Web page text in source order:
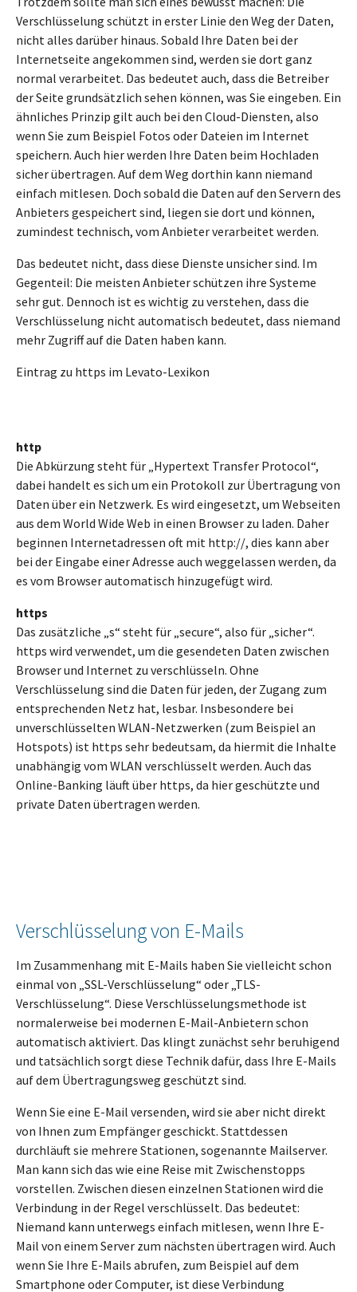
Verschlüsselung schützt in erster Linie den Weg der Daten,
nicht alles darüber hinaus. Sobald Ihre Daten bei der
Internetseite angekommen sind, werden sie dort ganz
normal verarbeitet. Das bedeutet auch, dass die Betreiber
der Seite grundsätzlich sehen können, was Sie eingeben. Ein
ähnliches Prinzip gilt auch bei den Cloud-Diensten, also
wenn Sie zum Beispiel Fotos oder Dateien im Internet
speichern. Auch hier werden Ihre Daten beim Hochladen
sicher übertragen. Auf dem Weg dorthin kann niemand
einfach mitlesen. Doch sobald die Daten auf den Servern des
Anbieters gespeichert sind, liegen sie dort und können,
zumindest technisch, vom Anbieter verarbeitet werden.
Das bedeutet nicht, dass diese Dienste unsicher sind. Im
Gegenteil: Die meisten Anbieter schützen ihre Systeme
sehr gut. Dennoch ist es wichtig zu verstehen, dass die
Verschlüsselung nicht automatisch bedeutet, dass niemand
mehr Zugriff auf die Daten haben kann.
Eintrag zu https im Levato-Lexikon
http
Die Abkürzung steht für „Hypertext Transfer Protocol“,
dabei handelt es sich um ein Protokoll zur Übertragung von
Daten über ein Netzwerk. Es wird eingesetzt, um Webseiten
aus dem World Wide Web in einen Browser zu laden. Daher
beginnen Internetadressen oft mit http://, dies kann aber
bei der Eingabe einer Adresse auch weggelassen werden, da
es vom Browser automatisch hinzugefügt wird.
https
Das zusätzliche „s“ steht für „secure“, also für „sicher“.
https wird verwendet, um die gesendeten Daten zwischen
Browser und Internet zu verschlüsseln. Ohne
Verschlüsselung sind die Daten für jeden, der Zugang zum
entsprechenden Netz hat, lesbar. Insbesondere bei
unverschlüsselten WLAN-Netzwerken (zum Beispiel an
Hotspots) ist https sehr bedeutsam, da hiermit die Inhalte
unabhängig vom WLAN verschlüsselt werden. Auch das
Online-Banking läuft über https, da hier geschützte und
private Daten übertragen werden.
Verschlüsselung von E-Mails
Im Zusammenhang mit E-Mails haben Sie vielleicht schon
einmal von „SSL-Verschlüsselung“ oder „TLS-
Verschlüsselung“. Diese Verschlüsselungsmethode ist
normalerweise bei modernen E-Mail-Anbietern schon
automatisch aktiviert. Das klingt zunächst sehr beruhigend
und tatsächlich sorgt diese Technik dafür, dass Ihre E-Mails
auf dem Übertragungsweg geschützt sind.
Wenn Sie eine E-Mail versenden, wird sie aber nicht direkt
von Ihnen zum Empfänger geschickt. Stattdessen
durchläuft sie mehrere Stationen, sogenannte Mailserver.
Man kann sich das wie eine Reise mit Zwischenstopps
vorstellen. Zwischen diesen einzelnen Stationen wird die
Verbindung in der Regel verschlüsselt. Das bedeutet:
Niemand kann unterwegs einfach mitlesen, wenn Ihre E-
Mail von einem Server zum nächsten übertragen wird. Auch
wenn Sie Ihre E-Mails abrufen, zum Beispiel auf dem
Smartphone oder Computer, ist diese Verbindung